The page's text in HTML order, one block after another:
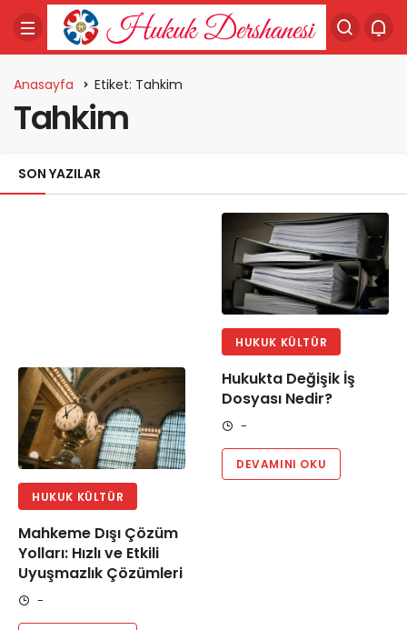
Anasayfa Etiket: Tahkim
Tahkim
SON YAZILAR
HUKUK KÜLTÜR
Mahkeme Dışı Çözüm
Yolları: Hızlı ve Etkili
Uyuşmazlık Çözümleri
-
HUKUK KÜLTÜR
Hukukta Değişik İş
Dosyası Nedir?
-
DEVAMINI OKU